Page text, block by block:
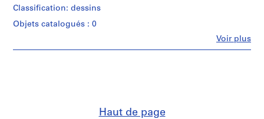
i
o
n
Voir plus
Classification: dessins
Objets catalogués : 0
Haut de page